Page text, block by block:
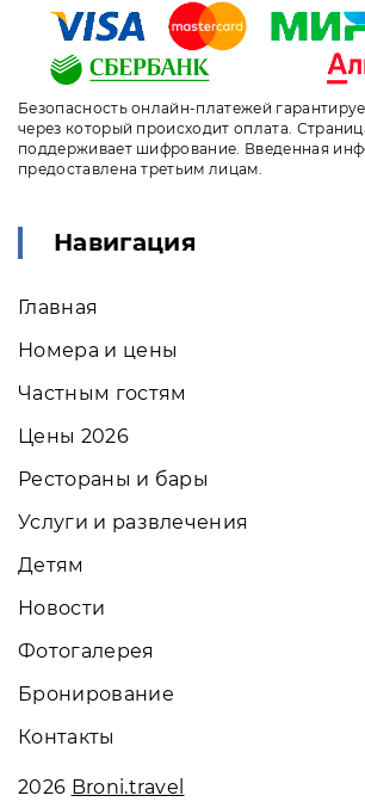
Безопасность онлайн-платежей
через который происходит оплата.
поддерживает шифрование. Введенная
предоставлена третьим лицам.
Навигация
Главная
Номера и цены
Частным гостям
Цены 2026
Рестораны и бары
Услуги и развлечения
Детям
Новости
Фотогалерея
Бронирование
Контакты
2026 Broni.travel